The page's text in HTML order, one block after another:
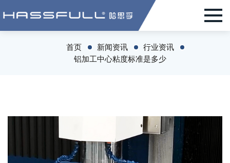
首页 新闻资讯
行业资讯
铝加工中心粘度标准是多少